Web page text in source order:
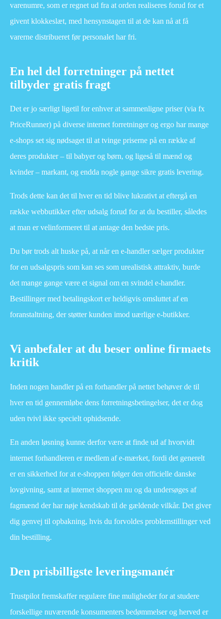
varenumre, som er regnet ud fra at orden realiseres forud for et
givent klokkeslæt, med hensynstagen til at de kan nå at få
varerne distribueret før personalet har fri.
En hel del forretninger på nettet
tilbyder gratis fragt
Det er jo særligt ligetil for enhver at sammenligne priser (via fx
PriceRunner) på diverse internet forretninger og ergo har mange
e-shops set sig nødsaget til at tvinge priserne på en række af
deres produkter – til babyer og børn, og ligeså til mænd og
kvinder – markant, og endda nogle gange sikre gratis levering.
Trods dette kan det til hver en tid blive lukrativt at eftergå en
række webbutikker efter udsalg forud for at du bestiller, således
at man er velinformeret til at antage den bedste pris.
Du bør trods alt huske på, at når en e-handler sælger produkter
for en udsalgspris som kan ses som urealistisk attraktiv, burde
det mange gange være et signal om en svindel e-handler.
Bestillinger med betalingskort er heldigvis omsluttet af en
foranstaltning, der støtter kunden imod uærlige e-butikker.
Vi anbefaler at du beser online firmaets
kritik
Inden nogen handler på en forhandler på nettet behøver de til
hver en tid gennemløbe dens forretningsbetingelser, det er dog
uden tvivl ikke specielt ophidsende.
En anden løsning kunne derfor være at finde ud af hvorvidt
internet forhandleren er medlem af e-mærket, fordi det generelt
er en sikkerhed for at e-shoppen følger den officielle danske
lovgivning, samt at internet shoppen nu og da undersøges af
fagmænd der har nøje kendskab til de gældende vilkår. Det giver
dig genvej til opbakning, hvis du forvoldes problemstillinger ved
din bestilling.
Den prisbilligste leveringsmanér
Trustpilot fremskaffer regulære fine muligheder for at studere
forskellige nuværende konsumenters bedømmelser og herved er